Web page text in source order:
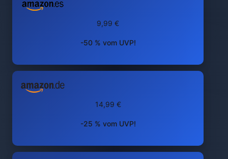
9,99 €
-50 % vom UVP!
14,99 €
-25 % vom UVP!